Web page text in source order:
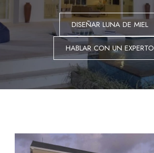
DISEÑAR LUNA DE MIEL
HABLAR CON UN EXPERTO